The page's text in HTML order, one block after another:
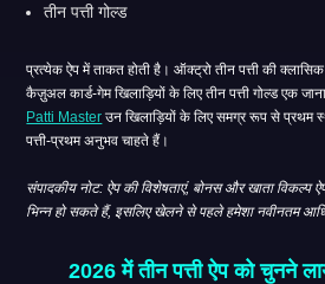
तीन पत्ती गोल्ड
प्रत्येक ऐप में ताकत होती है। ऑक्ट्रो तीन पत्ती की क्लासिक
कैज़ुअल कार्ड-गेम खिलाड़ियों के लिए तीन पत्ती गोल्ड एक
Patti Master उन खिलाड़ियों के लिए समग्र रूप से प्रथम स्थान
पत्ती-प्रथम अनुभव चाहते हैं।
संपादकीय नोट: ऐप की विशेषताएं, बोनस और खाता विकल्प ऐप
भिन्न हो सकते हैं, इसलिए खेलने से पहले हमेशा नवीनतम
2026 में तीन पत्ती ऐप को चुनने